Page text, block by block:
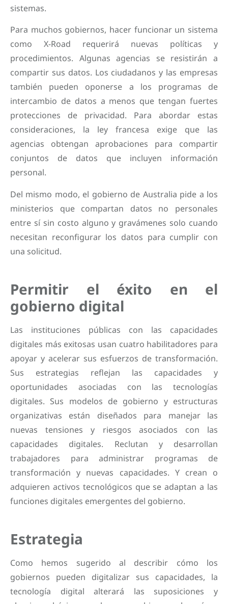
sistemas.
Para muchos gobiernos, hacer funcionar un sistema
como X-Road requerirá nuevas políticas y
procedimientos. Algunas agencias se resistirán a
compartir sus datos. Los ciudadanos y las empresas
también pueden oponerse a los programas de
intercambio de datos a menos que tengan fuertes
protecciones de privacidad. Para abordar estas
consideraciones, la ley francesa exige que las
agencias obtengan aprobaciones para compartir
conjuntos de datos que incluyen información
personal.
Del mismo modo, el gobierno de Australia pide a los
ministerios que compartan datos no personales
entre sí sin costo alguno y gravámenes solo cuando
necesitan reconfigurar los datos para cumplir con
una solicitud.
Permitir el éxito en el
gobierno digital
Las instituciones públicas con las capacidades
digitales más exitosas usan cuatro habilitadores para
apoyar y acelerar sus esfuerzos de transformación.
Sus estrategias reflejan las capacidades y
oportunidades asociadas con las tecnologías
digitales. Sus modelos de gobierno y estructuras
organizativas están diseñados para manejar las
nuevas tensiones y riesgos asociados con las
capacidades digitales. Reclutan y desarrollan
trabajadores para administrar programas de
transformación y nuevas capacidades. Y crean o
adquieren activos tecnológicos que se adaptan a las
funciones digitales emergentes del gobierno.
Estrategia
Como hemos sugerido al describir cómo los
gobiernos pueden digitalizar sus capacidades, la
tecnología digital alterará las suposiciones y